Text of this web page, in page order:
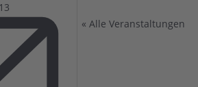
« Alle Veranstaltungen